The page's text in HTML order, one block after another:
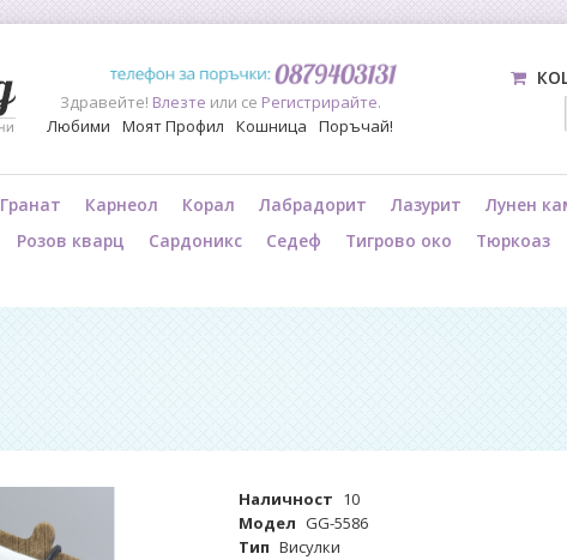
Здравейте! Влезте или се Регистрирайте.
Любими
Моят Профил Кошница Поръчай!
Гранат Карнеол Корал Лабрадорит Лазурит Лунен
Розов кварц Сардоникс Седеф Тигрово око Тюркоаз
Наличност 10
Модел GG-5586
Тип Висулки